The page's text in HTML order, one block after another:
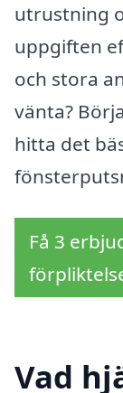
utrustning
uppgiften
och stora
vänta?
hitta det
Få 3
Vad